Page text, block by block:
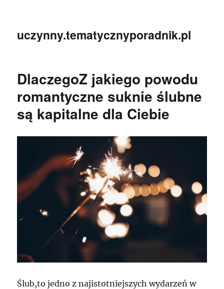
uczynny.tematycznyporadnik.pl
DlaczegoZ jakiego powodu
romantyczne suknie ślubne
są kapitalne dla Ciebie
Ślub,to jedno z najistotniejszych wydarzeń w